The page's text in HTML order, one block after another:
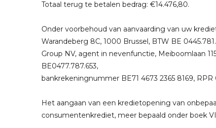
Totaal terug te betalen bedrag: €14.476,80.
Onder voorbehoud van aanvaarding van uw
Warandeberg 8C, 1000 Brussel, BTW BE
Group NV, agent in nevenfunctie, Meiboomlaan
BE0477.787.653,
bankrekeningnummer BE71 4673 2365 8169,
Het aangaan van een kredietopening van
consumentenkrediet, meer bepaald onder boek